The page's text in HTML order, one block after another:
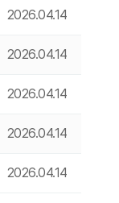
2026.04.14
2026.04.14
2026.04.14
2026.04.14
2026.04.14